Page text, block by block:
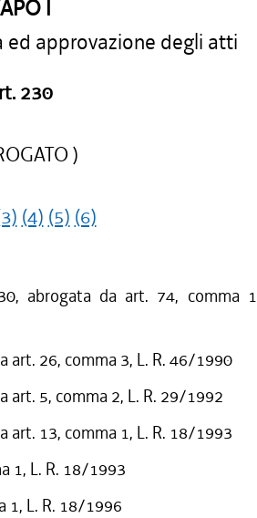
I
approvazione degli atti
230
)
(4) (5) (6)
abrogata da art. 74, comma
art. 26, comma 3, L. R. 46/1990
art. 5, comma 2, L. R. 29/1992
art. 13, comma 1, L. R. 18/1993
1, L. R. 18/1993
1, L. R. 18/1996